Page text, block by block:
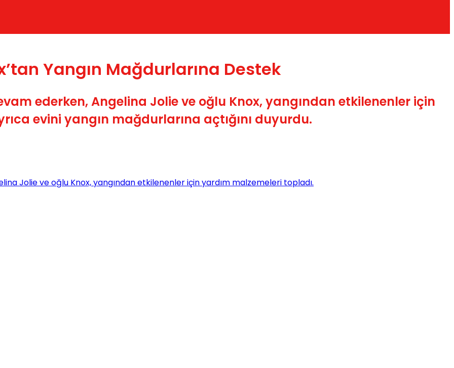
Yangın Mağdurlarına Destek
ederken, Angelina Jolie ve oğlu Knox, yangından etkilenenler için
evini yangın mağdurlarına açtığını duyurdu.